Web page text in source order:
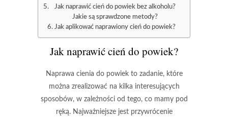
Jak naprawić cień do powiek bez alkoholu?
Jakie są sprawdzone metody?
Jak aplikować naprawiony cień do powiek?
Jak naprawić cień do powiek?
Naprawa cienia do powiekto zadanie, które
można zrealizować na kilka interesujących
sposobów, w zależności od tego, co mamy pod
ręką. Najważniejsze jest przywrócenie